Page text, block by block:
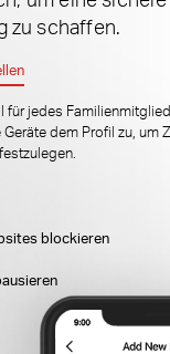
zu schaffen.
für jedes
dem Profil zu, um
blockieren